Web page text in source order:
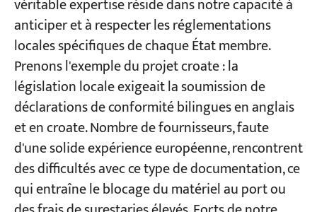
véritable expertise réside dans notre capacité à
anticiper et à respecter les réglementations
locales spécifiques de chaque État membre.
Prenons l'exemple du projet croate : la
législation locale exigeait la soumission de
déclarations de conformité bilingues en anglais
et en croate. Nombre de fournisseurs, faute
d'une solide expérience européenne, rencontrent
des difficultés avec ce type de documentation, ce
qui entraîne le blocage du matériel au port ou